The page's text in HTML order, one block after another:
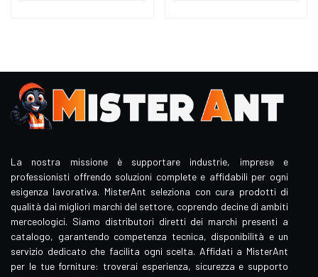
La nostra missione è supportare industrie, imprese e
professionisti offrendo soluzioni complete e affidabili per ogni
esigenza lavorativa. MisterAnt seleziona con cura prodotti di
qualità dai migliori marchi del settore, coprendo decine di ambiti
merceologici. Siamo distributori diretti dei marchi presenti a
catalogo, garantendo competenza tecnica, disponibilità e un
servizio dedicato che facilita ogni scelta. Affidati a MisterAnt
per le tue forniture: troverai esperienza, sicurezza e supporto